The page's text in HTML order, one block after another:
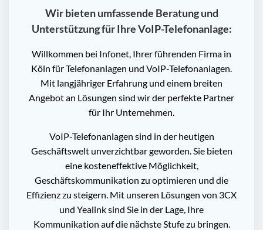
Wir bieten umfassende Beratung und
Unterstützung für Ihre VoIP-Telefonanlage:
Willkommen bei Infonet, Ihrer führenden Firma in
Köln für Telefonanlagen und VoIP-Telefonanlagen.
Mit langjähriger Erfahrung und einem breiten
Angebot an Lösungen sind wir der perfekte Partner
für Ihr Unternehmen.
VoIP-Telefonanlagen sind in der heutigen
Geschäftswelt unverzichtbar geworden. Sie bieten
eine kosteneffektive Möglichkeit,
Geschäftskommunikation zu optimieren und die
Effizienz zu steigern. Mit unseren Lösungen von 3CX
und Yealink sind Sie in der Lage, Ihre
Kommunikation auf die nächste Stufe zu bringen.